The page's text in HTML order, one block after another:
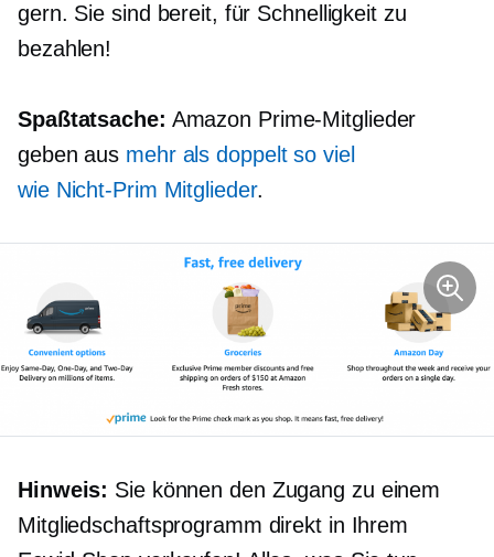
gern. Sie sind bereit, für Schnelligkeit zu
bezahlen!
Spaßtatsache: Amazon Prime-Mitglieder
geben aus mehr als doppelt so viel
wie Nicht-Prim Mitglieder.
Hinweis: Sie können den Zugang zu einem
Mitgliedschaftsprogramm direkt in Ihrem